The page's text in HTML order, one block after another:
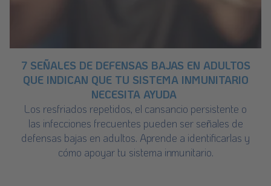
7 SEÑALES DE DEFENSAS BAJAS EN ADULTOS
QUE INDICAN QUE TU SISTEMA INMUNITARIO
NECESITA AYUDA
Los resfriados repetidos, el cansancio persistente o
las infecciones frecuentes pueden ser señales de
defensas bajas en adultos. Aprende a identificarlas y
cómo apoyar tu sistema inmunitario.